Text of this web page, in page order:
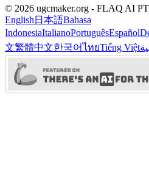
©️ 2026 ugcmaker.org - FLAQ AI
English 日本語Bahasa
IndonesiaItalianoPortuguêsEspañol
文繁體中文한국어ไทยTiếng Việt